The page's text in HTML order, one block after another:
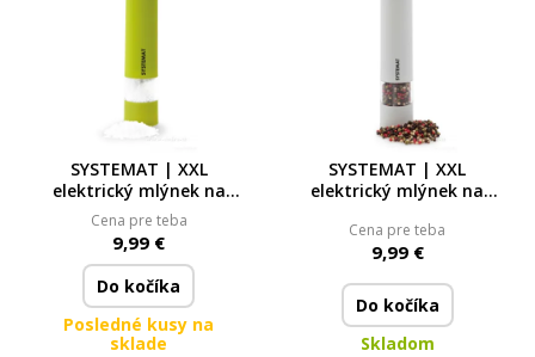
SYSTEMAT | XXL
elektrický mlýnek na
pepř, sůl a koření | LED
osvětlení &
nastavitelná hrubost |
keramický
mechanismus
Cena pre teba
9,99 €
Do kočíka
Posledné kusy na
sklade
SYSTEMAT | XXL
elektrický mlýnek na
osvětlení &
nastavitelná hrubost |
mechanismus
Cena pre teba
9,99 €
Do kočíka
Skladom